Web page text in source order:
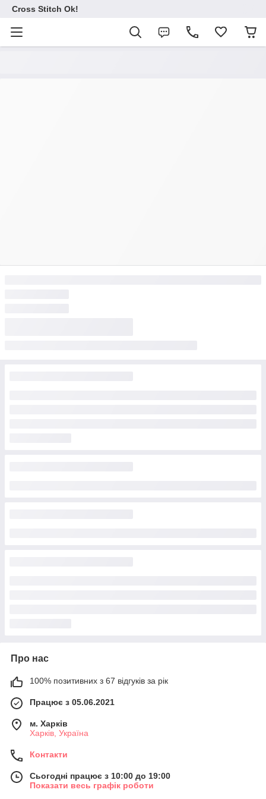
Cross Stitch Ok!
Про нас
100% позитивних з 67 відгуків за рік
Працює з 05.06.2021
м. Харків
Харків, Україна
Контакти
Сьогодні працює з 10:00 до 19:00
Показати весь графік роботи